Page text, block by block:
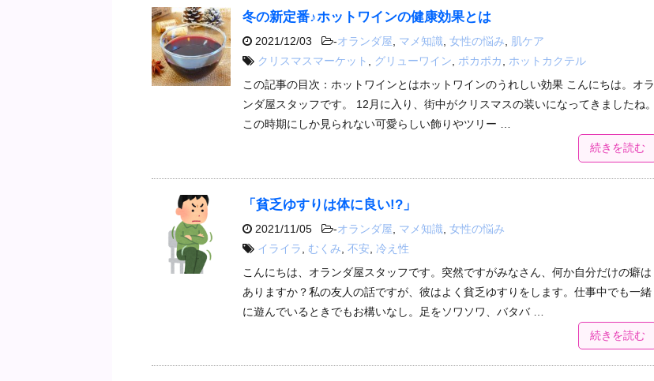
冬の新定番♪ホットワインの健康効果とは
2021/12/03 -オランダ屋, マメ知識, 女性の悩み, 肌ケア
クリスマスマーケット , グリューワイン, ポカポカ, ホットカクテル
この記事の目次：ホットワインとはホットワインのうれしい効果 こんにちは。オラ
ンダ屋スタッフです。 12月に入り、街中がクリスマスの装いになってきましたね。
この時期にしか見られない可愛らしい飾りやツリー …
続きを読む
「貧乏ゆすりは体に良い!?」
2021/11/05 -オランダ屋 マメ知識 女性の悩み
イライラ
むくみ 不安 冷え性
こんにちは、オランダ屋スタッフです。突然ですがみなさん、何か自分だけの癖は
ありますか？私の友人の話ですが、彼はよく貧乏ゆすりをします。仕事中でも一緒
に遊んでいるときでもお構いなし。足をソワソワ、バタバ …
続きを読む